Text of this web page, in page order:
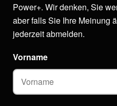
Power+. Wir denken, Sie
aber falls Sie Ihre Meinung
jederzeit abmelden.
Vorname